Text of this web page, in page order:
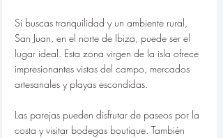
Si buscas tranquilidad y un ambiente rural,
San Juan, en el norte de Ibiza, puede ser el
lugar ideal. Esta zona virgen de la isla ofrece
impresionantes vistas del campo, mercados
artesanales y playas escondidas.
Las parejas pueden disfrutar de paseos por la
costa y visitar bodegas boutique. También